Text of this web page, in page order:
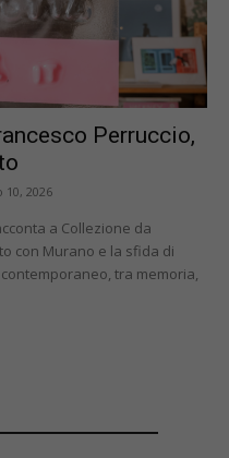
Perruccio,
10, 2026
a Collezione da
con Murano e la sfida di
tra memoria,